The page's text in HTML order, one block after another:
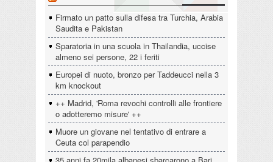
Firmato un patto sulla difesa tra Turchia, Arabia
Saudita e Pakistan
Sparatoria in una scuola in Thailandia, uccise
almeno sei persone, 22 i feriti
Europei di nuoto, bronzo per Taddeucci nella 3
km knockout
++ Madrid, 'Roma revochi controlli alle frontiere
o adotteremo misure' ++
Muore un giovane nel tentativo di entrare a
Ceuta col parapendio